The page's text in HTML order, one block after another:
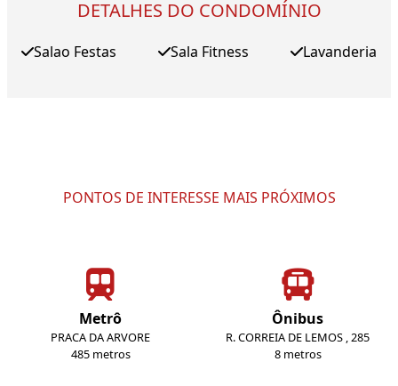
DETALHES DO CONDOMÍNIO
Salao Festas Sala Fitness Lavanderia
PONTOS DE INTERESSE MAIS PRÓXIMOS
Metrô
PRACA DA ARVORE
485 metros
Ônibus
R. CORREIA DE LEMOS , 285
8 metros